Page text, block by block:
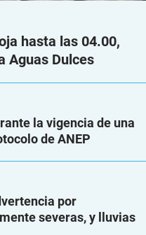
hasta las 04.00,
Aguas Dulces
la vigencia de una
de ANEP
por
severas, y lluvias